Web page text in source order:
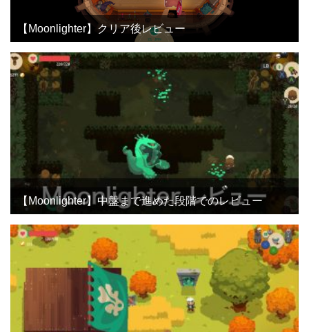
【Moonlighter】クリア後レビュー
【Moonlighter】中盤まで進めた段階でのレビュー